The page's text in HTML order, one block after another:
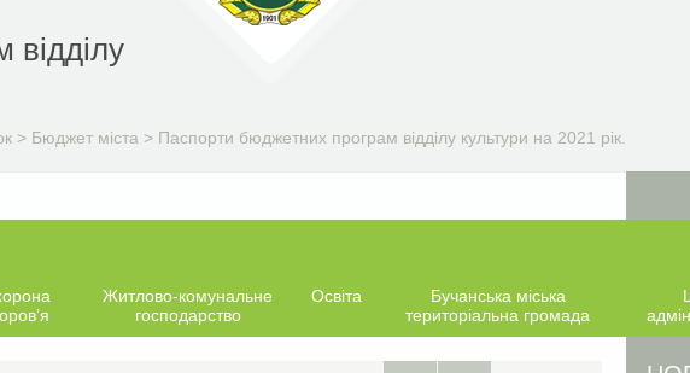
> Бюджет міста > Паспорти бюджетних програм відділу культури на 2021 рік.
Житлово-комунальне
господарство
Освіта
Бучанська міська
територіальна громада